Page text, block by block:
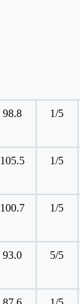
98.8 1/5
105.5 1/5
100.7 1/5
93.0 5/5